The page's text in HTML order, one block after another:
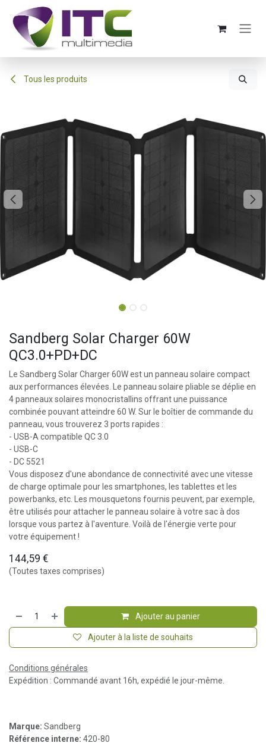
Se rendre au contenu
Tous les produits
Sandberg Solar Charger 60W
QC3.0+PD+DC
Le Sandberg Solar Charger 60W est un panneau solaire compact
aux performances élevées. Le panneau solaire pliable se déplie en
4 panneaux solaires monocristallins offrant une puissance
combinée pouvant atteindre 60 W. Sur le boîtier de commande du
panneau, vous trouverez 3 ports rapides :
- USB-A compatible QC 3.0
- USB-C
- DC 5521
Vous disposez d'une abondance de connectivité avec une vitesse
de charge optimale pour les smartphones, les tablettes et les
powerbanks, etc. Les mousquetons fournis peuvent, par exemple,
être utilisés pour attacher le panneau solaire à votre sac à dos
lorsque vous partez à l'aventure. Voilà de l'énergie verte pour
votre équipement !
144,59 €
(Toutes taxes comprises)
Ajouter au panier
Ajouter à la liste de souhaits
Conditions générales
Expédition : Commandé avant 16h, expédié le jour-même.
Marque: Sandberg
Référence interne: 420-80